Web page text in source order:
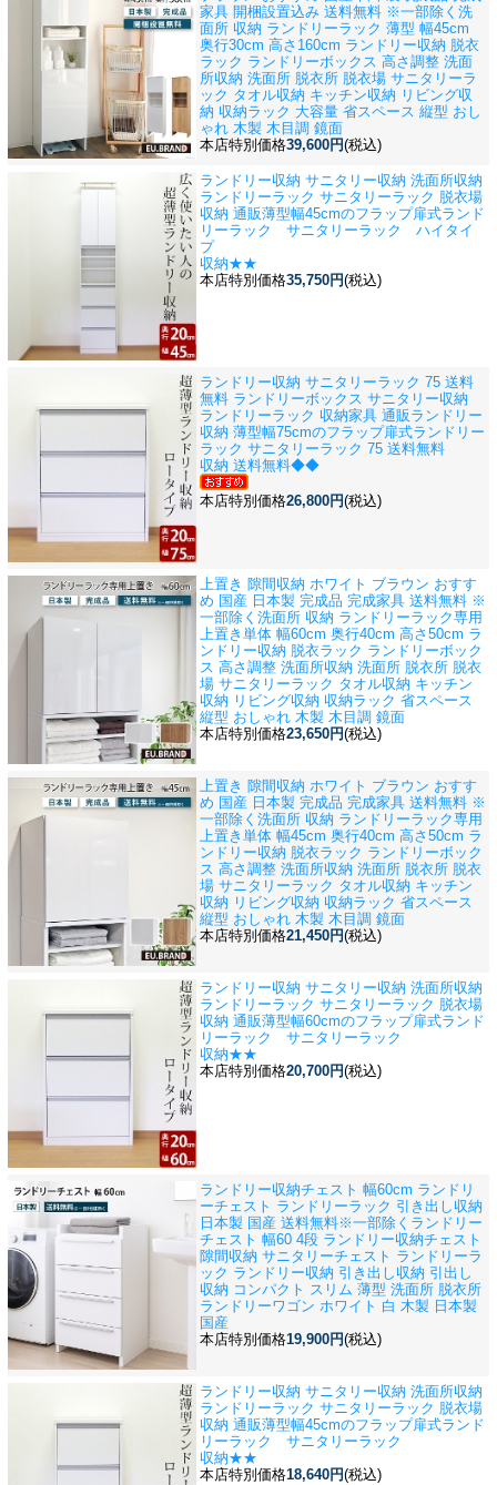
家具 開梱設置込み 送料無料 ※一部除く 洗
面所 収納 ランドリーラック 薄型 幅45cm
奥行30cm 高さ160cm ランドリー収納 脱衣
ラック ランドリーボックス 高さ調整 洗面
所収納 洗面所 脱衣所 脱衣場 サニタリーラ
ック タオル収納 キッチン収納 リビング収
納 収納ラック 大容量 省スペース 縦型 おし
ゃれ 木製 木目調 鏡面
本店特別価格39,600円(税込)
ランドリー収納 サニタリー収納 洗面所収納
ランドリーラック サニタリーラック 脱衣場
収納 通販薄型幅45cmのフラップ扉式ランド
リーラック サニタリーラック ハイタイ
プ
収納★★
本店特別価格35,750円(税込)
ランドリー収納 サニタリーラック 75 送料
無料 ランドリーボックス サニタリー収納
ランドリーラック 収納家具 通販ランドリー
収納 薄型幅75cmのフラップ扉式ランドリー
ラック サニタリーラック 75 送料無料
収納 送料無料◆◆
本店特別価格26,800円(税込)
上置き 隙間収納 ホワイト ブラウン おすす
め 国産 日本製 完成品 完成家具 送料無料 ※
一部除く 洗面所 収納 ランドリーラック専用
上置き単体 幅60cm 奥行40cm 高さ50cm ラ
ンドリー収納 脱衣ラック ランドリーボック
ス 高さ調整 洗面所収納 洗面所 脱衣所 脱衣
場 サニタリーラック タオル収納 キッチン
収納 リビング収納 収納ラック 省スペース
縦型 おしゃれ 木製 木目調 鏡面
本店特別価格23,650円(税込)
上置き 隙間収納 ホワイト ブラウン おすす
め 国産 日本製 完成品 完成家具 送料無料 ※
一部除く 洗面所 収納 ランドリーラック専用
上置き単体 幅45cm 奥行40cm 高さ50cm ラ
ンドリー収納 脱衣ラック ランドリーボック
ス 高さ調整 洗面所収納 洗面所 脱衣所 脱衣
場 サニタリーラック タオル収納 キッチン
収納 リビング収納 収納ラック 省スペース
縦型 おしゃれ 木製 木目調 鏡面
本店特別価格21,450円(税込)
ランドリー収納 サニタリー収納 洗面所収納
ランドリーラック サニタリーラック 脱衣場
収納 通販薄型幅60cmのフラップ扉式ランド
リーラック サニタリーラック
収納★★
本店特別価格20,700円(税込)
ランドリー収納チェスト 幅60cm ランドリ
ーチェスト ランドリーラック 引き出し収納
日本製 国産 送料無料※一部除く ランドリー
チェスト 幅60 4段 ランドリー収納チェスト
隙間収納 サニタリーチェスト ランドリーラ
ック ランドリー収納 引き出し収納 引出し
収納 コンパクト スリム 薄型 洗面所 脱衣所
ランドリーワゴン ホワイト 白 木製 日本製
国産
本店特別価格19,900円(税込)
ランドリー収納 サニタリー収納 洗面所収納
ランドリーラック サニタリーラック 脱衣場
収納 通販薄型幅45cmのフラップ扉式ランド
リーラック サニタリーラック
収納★★
本店特別価格18,640円(税込)